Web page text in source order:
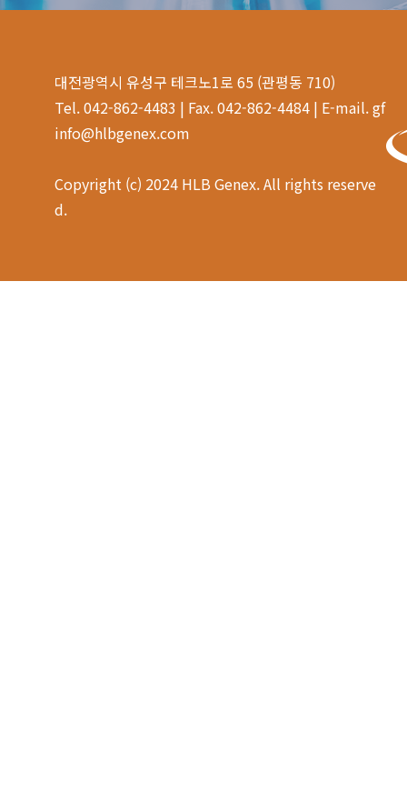
대전광역시 유성구 테크노1로 65 (관평동 710)
Tel. 042-862-4483 | Fax. 042-862-4484 | E-mail. gf
info@hlbgenex.com
Copyright (c) 2024 HLB Genex. All rights reserve
d.